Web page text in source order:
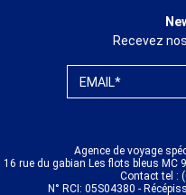
Recevez
EMAIL*
Agence de voyage
16 rue du gabian Les flots bleus MC
Contact tel :
N° RCI: 05S04380 -